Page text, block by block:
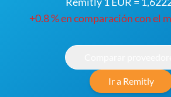
+0.8 % en comparación con el
Ir a Remitly